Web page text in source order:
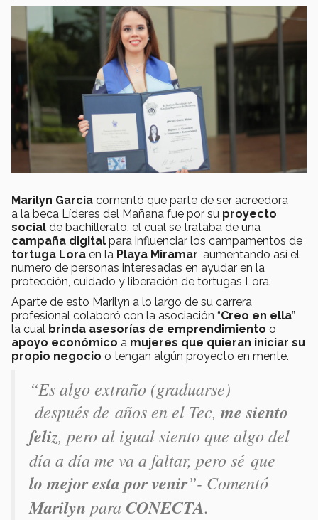
Marilyn García comentó que parte de ser acreedora
a la beca Líderes del Mañana fue por su proyecto
social de bachillerato, el cual se trataba de una
campaña digital para influenciar los campamentos de
tortuga Lora en la Playa Miramar , aumentando así el
numero de personas interesadas en ayudar en la
protección, cuidado y liberación de tortugas Lora.
Aparte de esto Marilyn a lo largo de su carrera
profesional colaboró con la asociación “Creo en ella”
la cual brinda asesorías de emprendimiento o
apoyo económico a mujeres que quieran iniciar su
propio negocio o tengan algún proyecto en mente.
“Es algo extraño (graduarse)
después de años en el Tec, me siento
feliz, pero al igual siento que algo del
día a día me va a faltar, pero sé que
lo mejor esta por venir”- Comentó
Marilyn paraCONECTA.